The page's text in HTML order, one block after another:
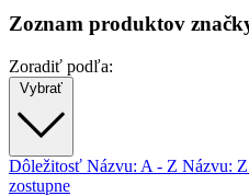
Zoznam produktov
Zoradiť podľa:
Vybrať
Dôležitosť Názvu: A - Z Názvu:
zostupne